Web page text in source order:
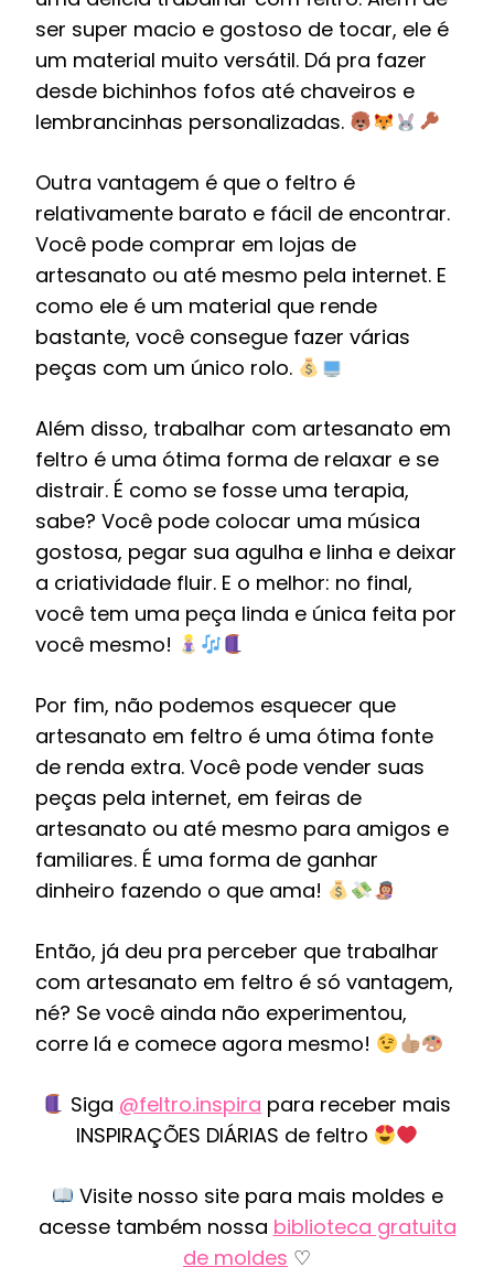
ser super macio e gostoso de tocar, ele é
um material muito versátil. Dá pra fazer
desde bichinhos fofos até chaveiros e
lembrancinhas personalizadas.
Outra vantagem é que o feltro é
relativamente barato e fácil de encontrar.
Você pode comprar em lojas de
artesanato ou até mesmo pela internet. E
como ele é um material que rende
bastante, você consegue fazer várias
peças com um único rolo.
Além disso, trabalhar com artesanato em
feltro é uma ótima forma de relaxar e se
distrair. É como se fosse uma terapia,
sabe? Você pode colocar uma música
gostosa, pegar sua agulha e linha e deixar
a criatividade fluir. E o melhor: no final,
você tem uma peça linda e única feita por
você mesmo!
Por fim, não podemos esquecer que
artesanato em feltro é uma ótima fonte
de renda extra. Você pode vender suas
peças pela internet, em feiras de
artesanato ou até mesmo para amigos e
familiares. É uma forma de ganhar
dinheiro fazendo o que ama!
Então, já deu pra perceber que trabalhar
com artesanato em feltro é só vantagem,
né? Se você ainda não experimentou,
corre lá e comece agora mesmo!
Siga @feltro.inspira para receber mais
INSPIRAÇÕES DIÁRIAS de feltro
Visite nosso site para mais moldes e
acesse também nossa biblioteca gratuita
de moldes ♡